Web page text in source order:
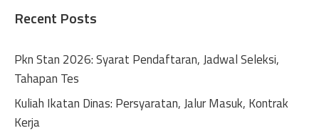
a
i
v
e
:
Recent Posts
Pkn Stan 2026: Syarat Pendaftaran, Jadwal Seleksi,
Tahapan Tes
Kuliah Ikatan Dinas: Persyaratan, Jalur Masuk, Kontrak
Kerja